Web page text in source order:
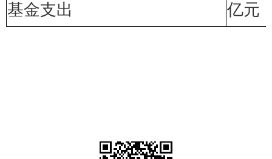
基金支出
亿元